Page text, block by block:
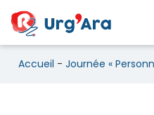
Accueil - Journée «